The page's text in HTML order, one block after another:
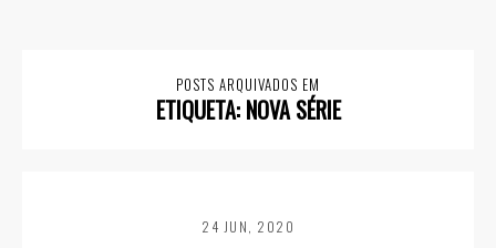
POSTS ARQUIVADOS EM
ETIQUETA: NOVA SÉRIE
24 JUN, 2020